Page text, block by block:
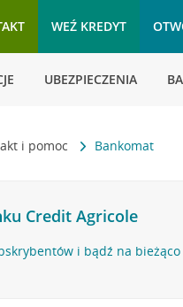
WEŹ KREDYT
UBEZPIECZENIA
i pomoc Bankomat
Credit Agricole
i bądź na